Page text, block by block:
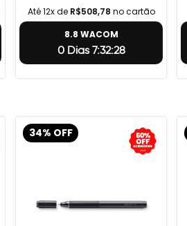
Até 12x de R$508,78 no cartão
8.8 WACOM
0 Dias 7:32:27
34% OFF